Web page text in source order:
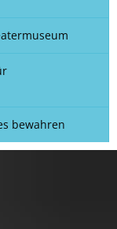
bewahren